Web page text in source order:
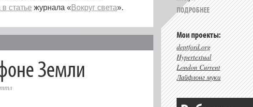
статье журнала « Вокруг света».
Земли
ПОДРОБНЕЕ
Мои проекты:
deptford.org
Hypertextual
London Current
Лайфлонг муки